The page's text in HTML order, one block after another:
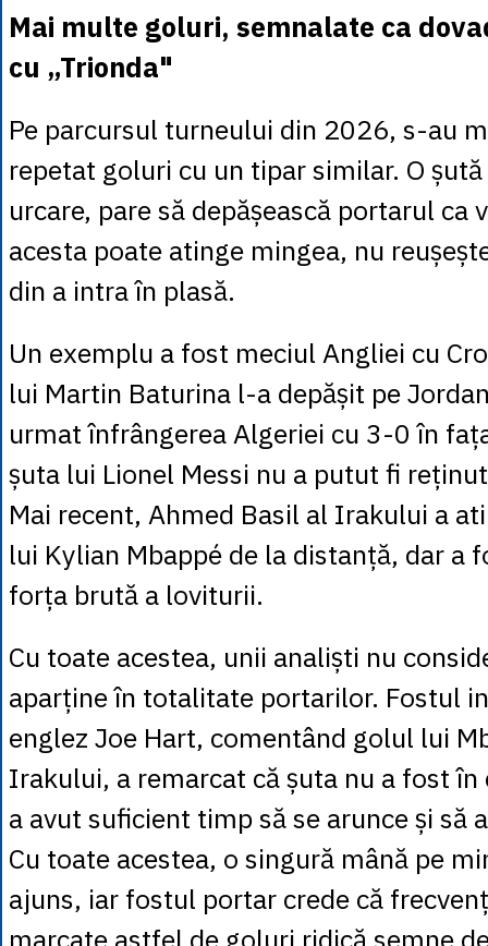
Mai multe goluri, semnalate ca
cu „Trionda"
Pe parcursul turneului din 2026, s-au
repetat goluri cu un tipar similar. O
urcare, pare să depășească portarul ca
acesta poate atinge mingea, nu
din a intra în plasă.
Un exemplu a fost meciul Angliei cu
lui Martin Baturina l-a depășit pe
urmat înfrângerea Algeriei cu 3-0 în
șuta lui Lionel Messi nu a putut fi
Mai recent, Ahmed Basil al Irakului a
lui Kylian Mbappé de la distanță, dar a
forța brută a loviturii.
Cu toate acestea, unii analiști nu
aparține în totalitate portarilor. Fostul
englez Joe Hart, comentând golul lui
Irakului, a remarcat că șuta nu a fost
a avut suficient timp să se arunce și să
Cu toate acestea, o singură mână pe
ajuns, iar fostul portar crede că
marcate astfel de goluri ridică semne